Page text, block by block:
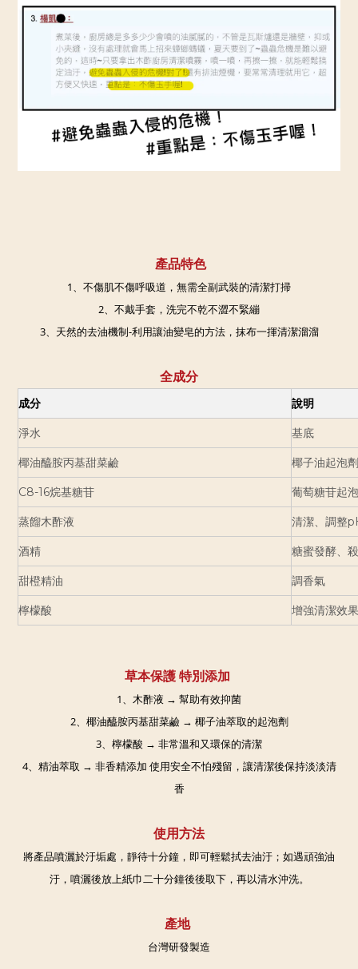
產品特色
1、不傷肌不傷呼吸道，無需全副武裝的清潔打掃
2、不戴手套，洗完不乾不澀不緊繃
3、天然的去油機制-利用讓油變皂的方法，抹布一揮清潔溜溜
全成分
成分 說明
淨水 基底
椰油醯胺丙基甜菜鹼 椰子油起泡劑
C8-16烷基糖苷 葡萄糖苷起
蒸餾木酢液 清潔、調整
酒精 糖蜜發酵、
甜橙精油 調香氣
檸檬酸 增強清潔效
草本保護 特別添加
1、木酢液 → 幫助有效抑菌
2、椰油醯胺丙基甜菜鹼 → 椰子油萃取的起泡劑
3、檸檬酸 → 非常溫和又環保的清潔
4、精油萃取 → 非香精添加 使用安全不怕殘留，讓清潔後保持淡淡清
香
使用方法
將產品噴灑於汙垢處，靜待十分鐘，即可輕鬆拭去油汙；如遇頑強油
汙，噴灑後放上紙巾二十分鐘後後取下，再以清水沖洗。
產地
台灣研發製造